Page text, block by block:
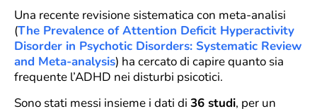
Una recente revisione sistematica con meta-analisi
(The Prevalence of Attention Deficit Hyperactivity
Disorder in Psychotic Disorders: Systematic Review
and Meta-analysis) ha cercato di capire quanto sia
frequente l’ADHD nei disturbi psicotici.
Sono stati messi insieme i dati di 36 studi, per un